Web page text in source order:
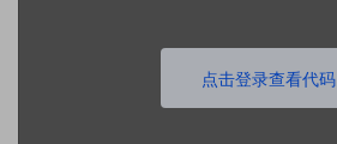
点击登录查看代码